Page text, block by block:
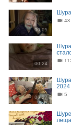
00:05
00:24
06:27
2024
5
леща